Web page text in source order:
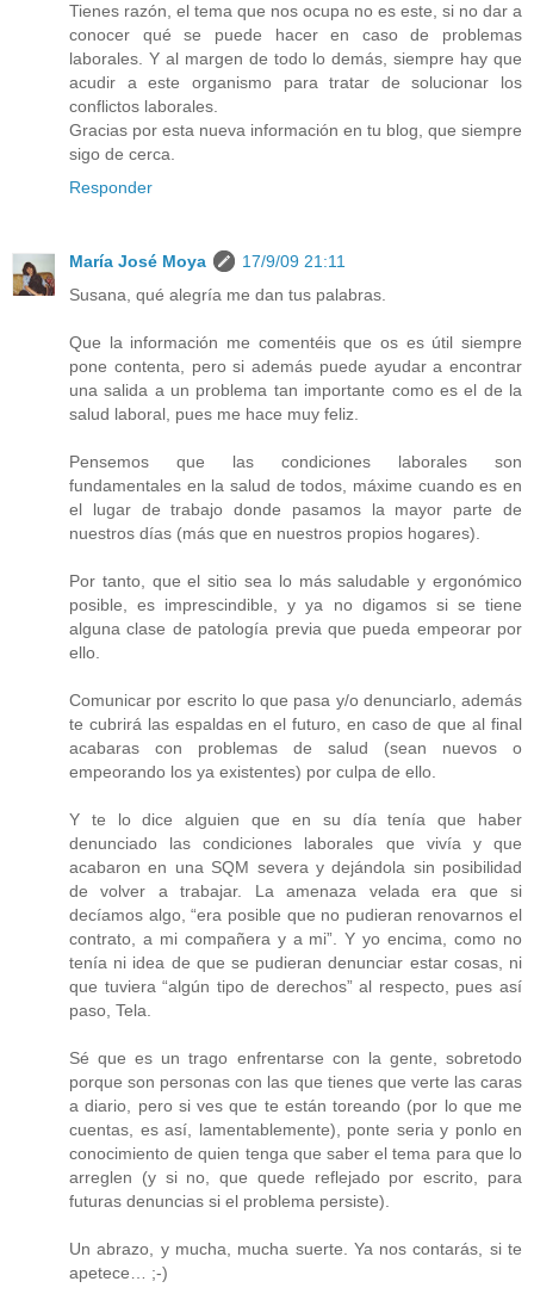
Tienes razón, el tema que nos ocupa no es este, si no dar a
conocer qué se puede hacer en caso de problemas
laborales. Y al margen de todo lo demás, siempre hay que
acudir a este organismo para tratar de solucionar los
conflictos laborales.
Gracias por esta nueva información en tu blog, que siempre
sigo de cerca.
Responder
María José Moya
17/9/09 21:11
Susana, qué alegría me dan tus palabras.
Que la información me comentéis que os es útil siempre
pone contenta, pero si además puede ayudar a encontrar
una salida a un problema tan importante como es el de la
salud laboral, pues me hace muy feliz.
Pensemos que las condiciones laborales son
fundamentales en la salud de todos, máxime cuando es en
el lugar de trabajo donde pasamos la mayor parte de
nuestros días (más que en nuestros propios hogares).
Por tanto, que el sitio sea lo más saludable y ergonómico
posible, es imprescindible, y ya no digamos si se tiene
alguna clase de patología previa que pueda empeorar por
ello.
Comunicar por escrito lo que pasa y/o denunciarlo, además
te cubrirá las espaldas en el futuro, en caso de que al final
acabaras con problemas de salud (sean nuevos o
empeorando los ya existentes) por culpa de ello.
Y te lo dice alguien que en su día tenía que haber
denunciado las condiciones laborales que vivía y que
acabaron en una SQM severa y dejándola sin posibilidad
de volver a trabajar. La amenaza velada era que si
decíamos algo, “era posible que no pudieran renovarnos el
contrato, a mi compañera y a mi”. Y yo encima, como no
tenía ni idea de que se pudieran denunciar estar cosas, ni
que tuviera “algún tipo de derechos” al respecto, pues así
paso, Tela.
Sé que es un trago enfrentarse con la gente, sobretodo
porque son personas con las que tienes que verte las caras
a diario, pero si ves que te están toreando (por lo que me
cuentas, es así, lamentablemente), ponte seria y ponlo en
conocimiento de quien tenga que saber el tema para que lo
arreglen (y si no, que quede reflejado por escrito, para
futuras denuncias si el problema persiste).
Un abrazo, y mucha, mucha suerte. Ya nos contarás, si te
apetece… ;-)